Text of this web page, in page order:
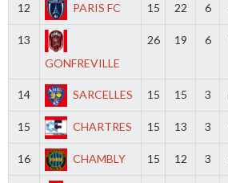
12 PARIS FC 15 22 6
13
GONFREVILLE
26 19 6
14 SARCELLES 15 15 3
15 CHARTRES 15 13 3
16 CHAMBLY 15 12 3